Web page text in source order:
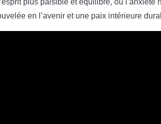
plus paisible et équilibré, où l’anxiété
en l’avenir et une paix intérieure